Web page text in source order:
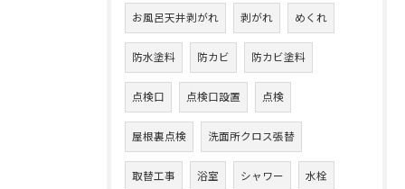
お風呂天井剥がれ 剥がれ めくれ
防水塗料 防カビ 防カビ塗料
点検口 点検口設置 点検
屋根裏点検 洗面所クロス張替
取替工事 浴室 シャワー 水栓